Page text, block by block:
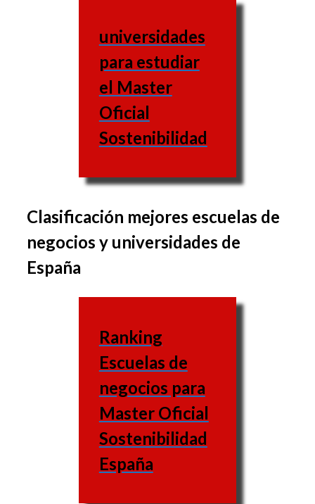
universidades
para estudiar
el Master
Oficial
Sostenibilidad
El conjunto de
asignaturas puede variar
otra, al igual que las
Escuela
de
negocios
UNED
(Universidad
Nacional de
Clasificación mejores escuelas de
negocios y universidades de
España
Ranking
Escuelas de
negocios para
Master Oficial
Sostenibilidad
España